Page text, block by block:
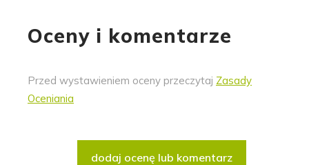
Oceny i komentarze
Przed wystawieniem oceny przeczytaj Zasady
Oceniania
dodaj ocenę lub komentarz